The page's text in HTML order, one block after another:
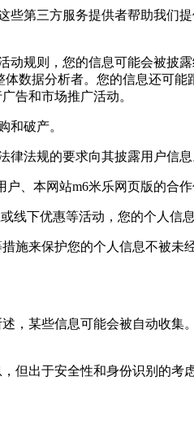
第三方服务提供者帮助我们
规则，您的信息可能会被披
数据分析者。您的信息还可
告和市场推广活动。
破产。
法规的要求向其披露用户信息
本网站m6米乐网页版的合作
下优惠等活动，您的个人信
来保护您的个人信息不被未
某些信息可能会被自动收集
出于安全性和身份识别的考